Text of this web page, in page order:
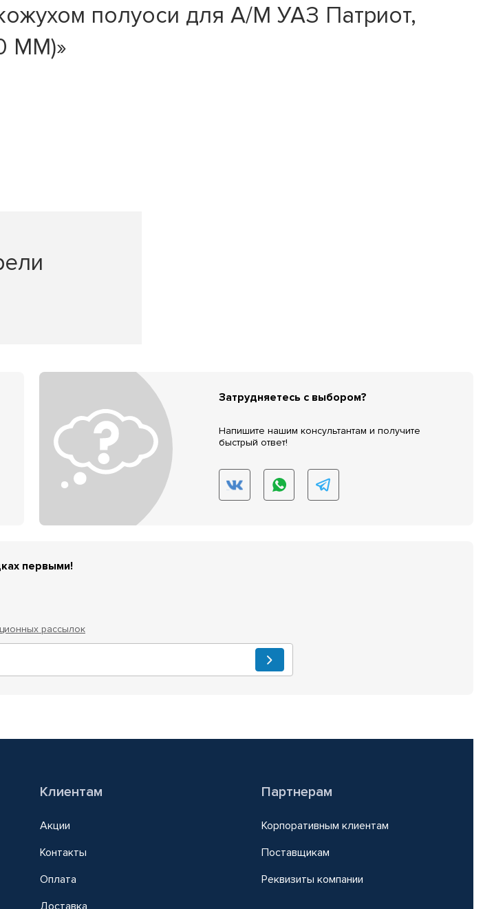
полуоси для А/М УАЗ Патриот,
ММ)»
Затрудняетесь с выбором?
Напишите нашим консультантам и получите
быстрый ответ!
первыми!
рассылок
Клиентам
Акции
Контакты
Оплата
Доставка
Партнерам
Корпоративным клиентам
Поставщикам
Реквизиты компании